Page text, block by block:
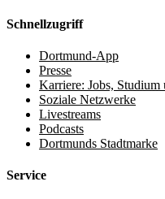
Schnellzugriff
Dortmund-App
Presse
Karriere: Jobs,
Soziale Netzwerke
Livestreams
Podcasts
Dortmunds Stadtmarke
Service